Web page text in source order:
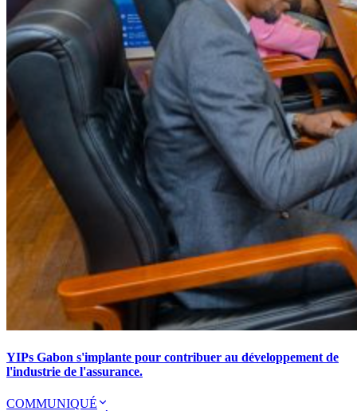
YIPs Gabon s'implante pour contribuer au développement de
l'industrie de l'assurance.
COMMUNIQUÉ